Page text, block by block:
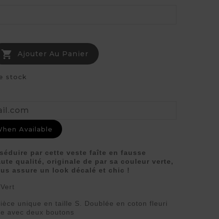
 Ajouter Au Panier
stock
Available
par cette veste faîte en fausse
qualité, originale de par sa couleur verte,
assure un look décalé et chic !
Vert
unique en taille S. Doublée en coton fleuri
avec deux boutons